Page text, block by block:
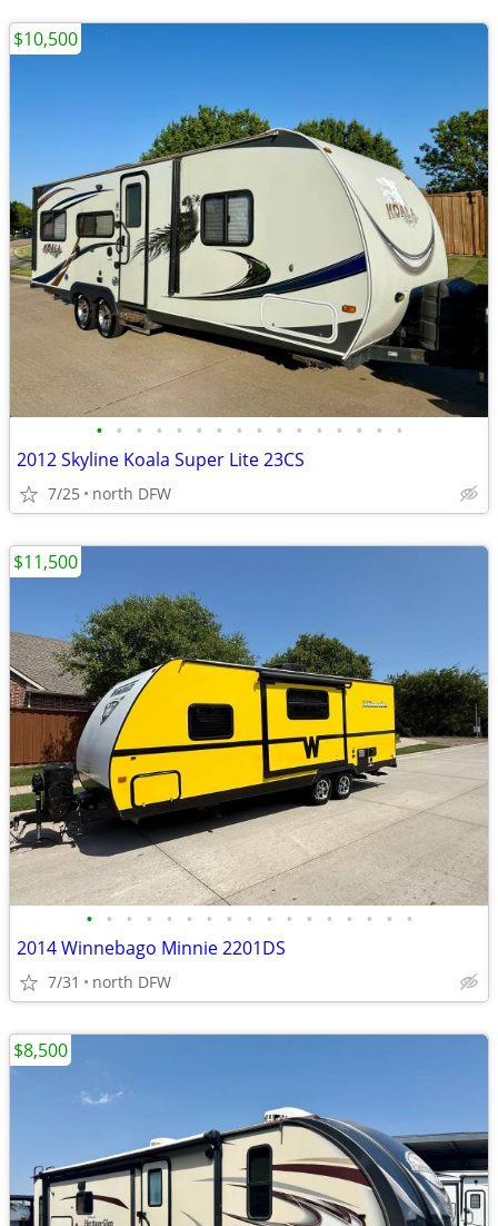
• • • • • • • • • • • • • • • •
2012 Skyline Koala Super Lite 23CS
7/25 north DFW
$10,500
• • • • • • • • • • • • • • • • •
2014 Winnebago Minnie 2201DS
7/31 north DFW
$11,500
$8,500